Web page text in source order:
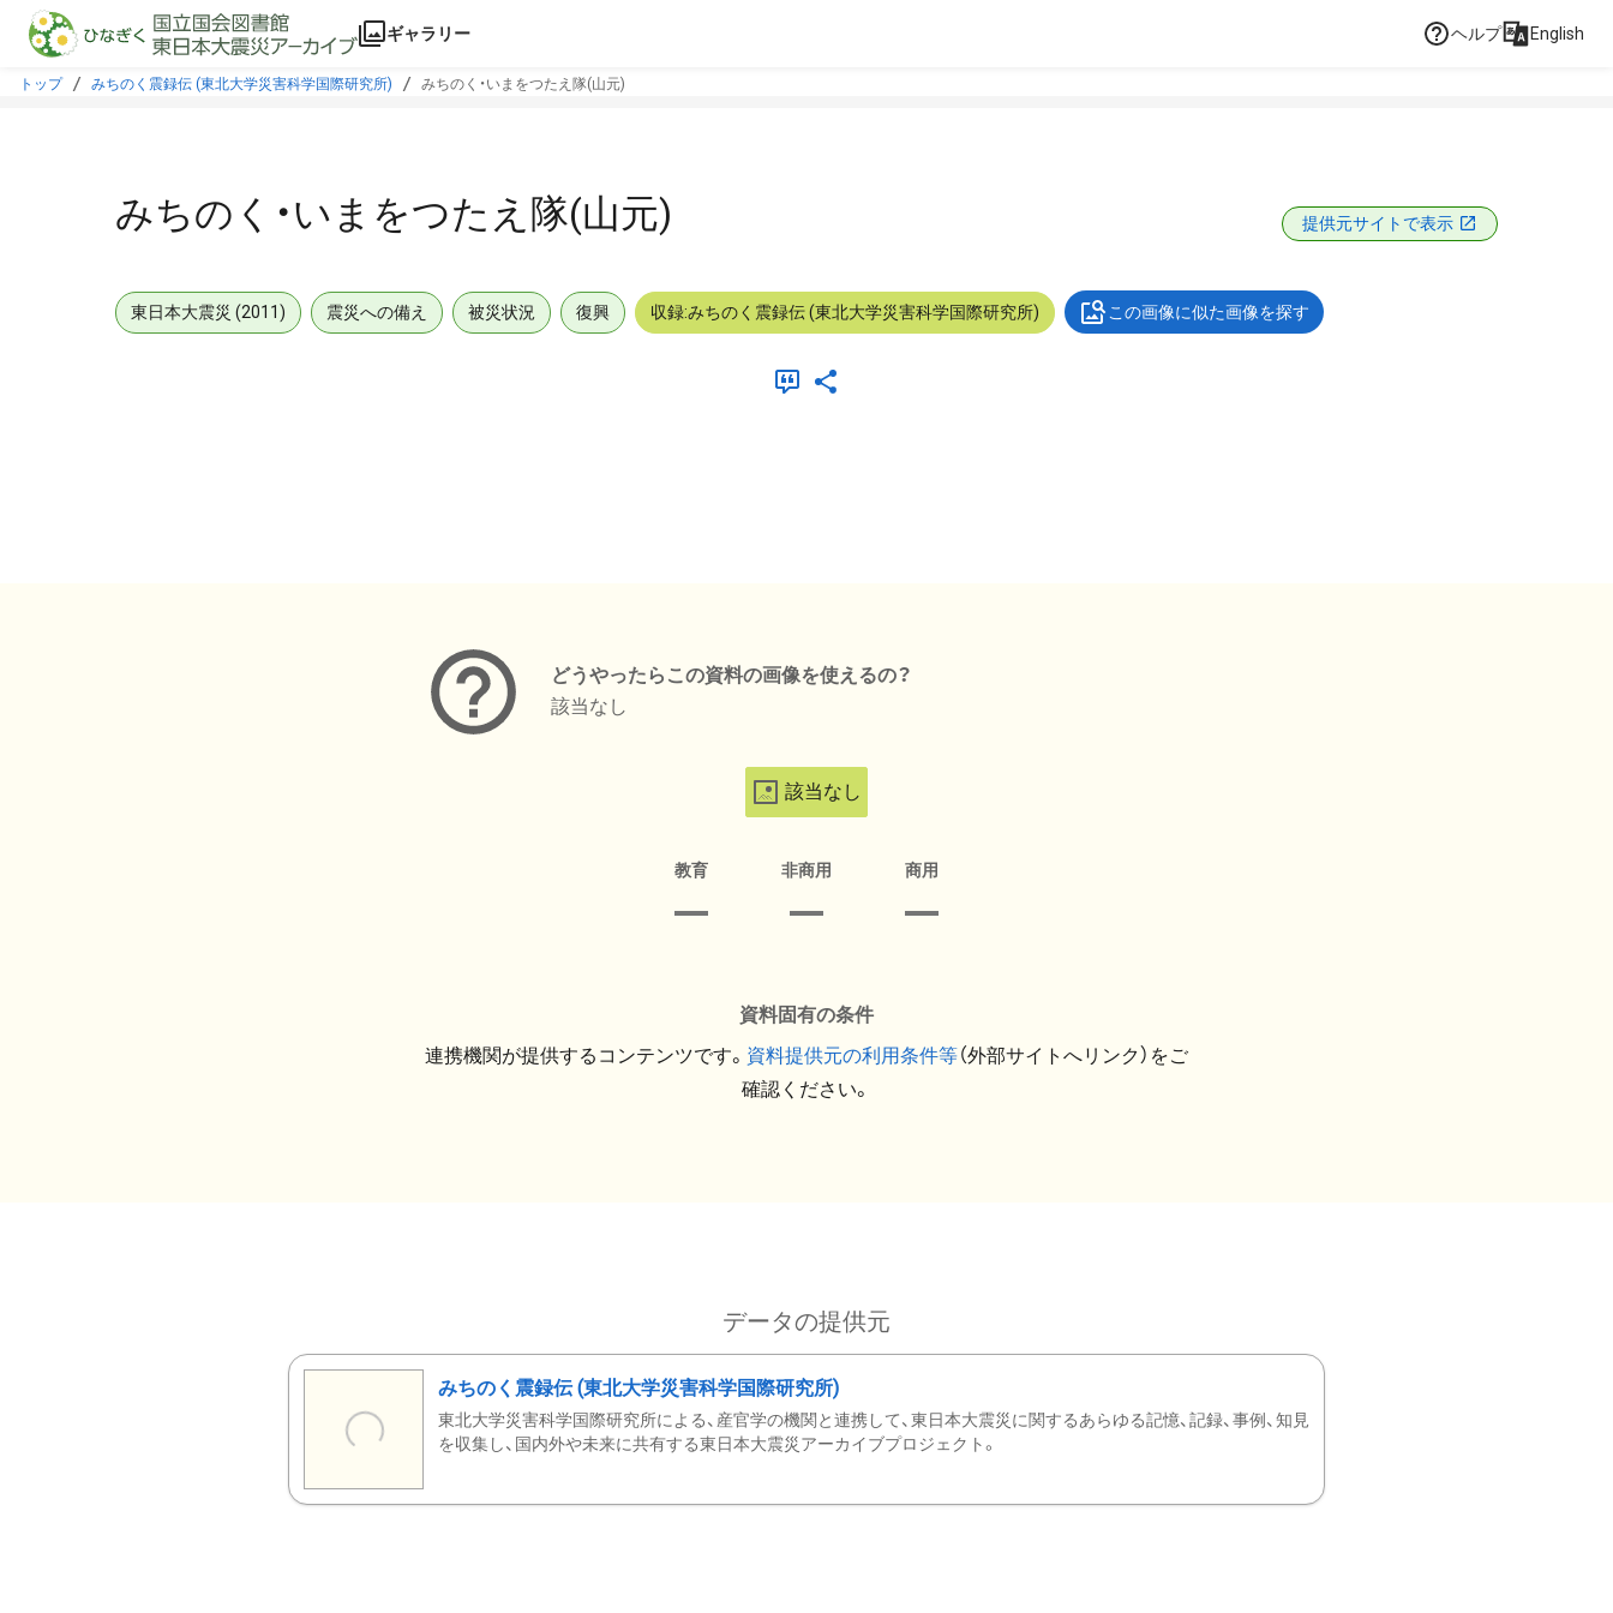
本文に飛ぶ
ギャラリー ヘルプ English
トップ みちのく震録伝 (東北大学災害科学国際研究所) みちのく・いまをつたえ隊(山元)
みちのく・いまをつたえ隊(山元) 提供元サイトで表示
東日本大震災 (2011) 震災への備え 被災状況 復興 収録:みちのく震録伝 (東北大学災害科学国際研究所) この画像に似た画像を探す
どうやったらこの資料の画像を使えるの？
該当なし
該当なし
教育 非商用 商用
資料固有の条件
連携機関が提供するコンテンツです。 資料提供元の利用条件等（外部サイトへリンク）をご
確認ください。
データの提供元
みちのく震録伝 (東北大学災害科学国際研究所)
東北大学災害科学国際研究所による、産官学の機関と連携して、東日本大震災に関するあらゆる記憶、記録、事例、知見
を収集し、国内外や未来に共有する東日本大震災アーカイブプロジェクト。